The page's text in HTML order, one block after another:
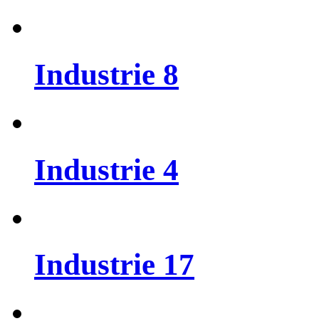
Industrie 8
Industrie 4
Industrie 17